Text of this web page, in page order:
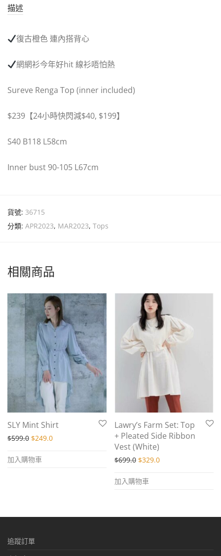
描述
復古橙色連內搭背心
網網衫今年好hit線衫唔怕熱
Sureve Renga Top (inner included)
$239 【24小時快閃減$40, $199】
S40 B118 L58cm
Inner bust 90-105 L67cm
貨號: 36715
分類: APR2023, MAR2023, Tops
相關商品
SLY Mint Shirt
$599.0 Original price was: $599.0.
$249.0Current price is: $249.0.
加入購物車
Lawry’s Farm Set: Top
+ Pleated Side Ribbon
Vest (White)
$699.0 Original price was:
$329.0Current price is:
加入購物車
追蹤訂單